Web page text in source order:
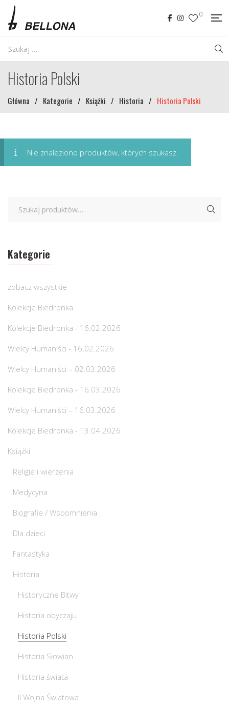
0
Historia Polski
Główna / Kategorie / Książki / Historia / Historia Polski
Nie znaleziono produktów, których szukasz.
Kategorie
zobacz wszystkie
Kolekcje Biedronka
Kolekcje Biedronka - 16.02.2026
Wielcy Humaniści - 16.02.2026
Wielcy Humaniści – 02.03.2026
Kolekcje Biedronka - 16.03.2026
Wielcy Humaniści – 16.03.2026
Kolekcje Biedronka - 13.04.2026
Książki
Religie i wierzenia
Medycyna
Biografie / Wspomnienia
Dla dzieci
Fantastyka
Historia
Historyczne Bitwy
Historia obyczaju
Historia Polski
Historia Słowian
Historia świata
II Wojna Światowa